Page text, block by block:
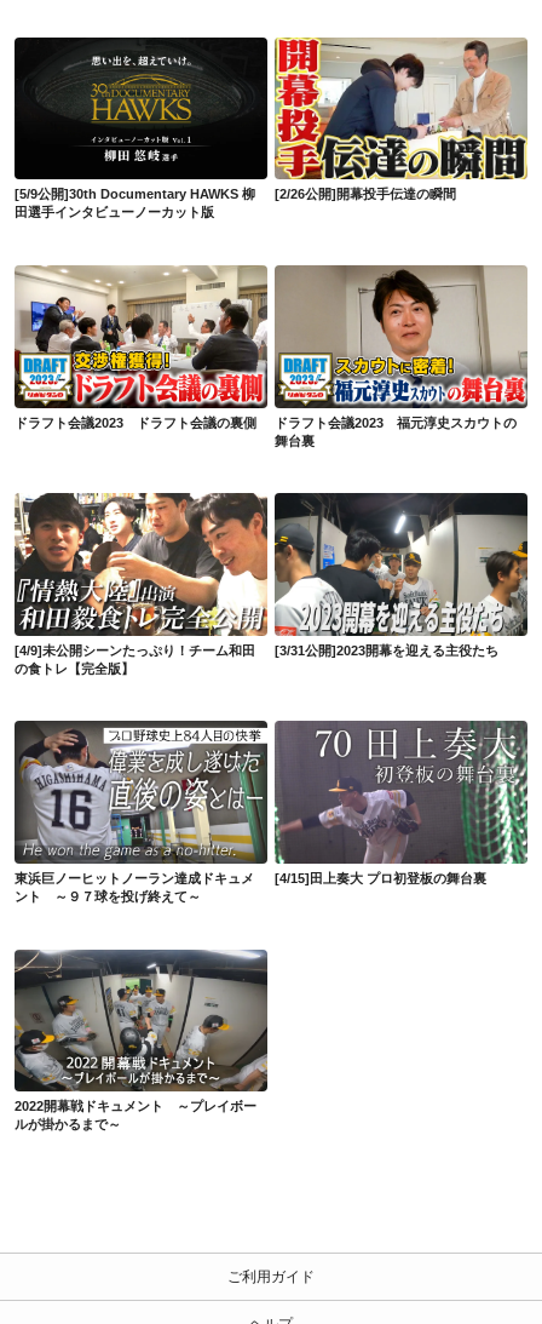
[5/9公開]30th Documentary HAWKS 柳田選手インタビューノーカット版
[5/9公開]30th Documentary HAWKS 柳
田選手インタビューノーカット版
[2/26公開]開幕投手伝達の瞬間
[2/26公開]開幕投手伝達の瞬間
ドラフト会議2023 ドラフト会議の裏側
ドラフト会議2023 ドラフト会議の裏側
ドラフト会議2023 福元淳史スカウトの
舞台裏
[4/9]未公開シーンたっぷり！チーム和田の食トレ【完全版】
[4/9]未公開シーンたっぷり！チーム和田
の食トレ【完全版】
[3/31公開]2023開幕を迎える主役たち
[3/31公開]2023開幕を迎える主役たち
東浜巨ノーヒットノーラン達成ドキュメント ～９７球を投げ終えて～
東浜巨ノーヒットノーラン達成ドキュメ
ント ～９７球を投げ終えて～
[4/15]田上奏大 プロ初登板の舞台裏
[4/15]田上奏大 プロ初登板の舞台裏
2022開幕戦ドキュメント ～プレイボー
ルが掛かるまで～
ご利用ガイド